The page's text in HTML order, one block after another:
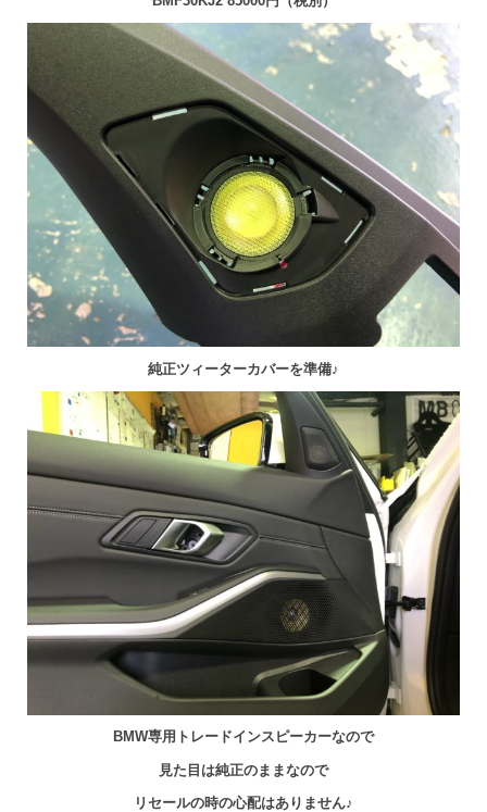
純正ツィーターカバーを準備♪
BMW専用トレードインスピーカーなので
見た目は純正のままなので
リセールの時の心配はありません♪